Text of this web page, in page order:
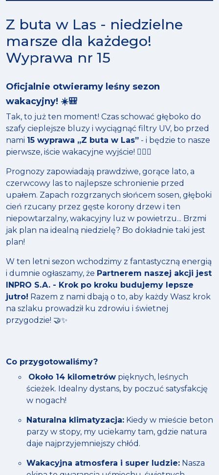
Z buta w Las - niedzielne
marsze dla każdego!
Wyprawa nr 15
Oficjalnie otwieramy leśny sezon
wakacyjny! ☀️🎒
Tak, to już ten moment! Czas schować głęboko do
szafy cieplejsze bluzy i wyciągnąć filtry UV, bo przed
nami 15 wyprawa „Z buta w Las” - i będzie to nasze
pierwsze, iście wakacyjne wyjście! 🏄‍♂️🌳
Prognozy zapowiadają prawdziwe, gorące lato, a
czerwcowy las to najlepsze schronienie przed
upałem. Zapach rozgrzanych słońcem sosen, głęboki
cień rzucany przez gęste korony drzew i ten
niepowtarzalny, wakacyjny luz w powietrzu... Brzmi
jak plan na idealną niedzielę? Bo dokładnie taki jest
plan!
W ten letni sezon wchodzimy z fantastyczną energią
i dumnie ogłaszamy, że Partnerem naszej akcji jest
INPRO S.A. - Krok po kroku budujemy lepsze
jutro! Razem z nami dbają o to, aby każdy Wasz krok
na szlaku prowadził ku zdrowiu i świetnej
przygodzie! 🤝✨
Co przygotowaliśmy?
Około 14 kilometrów pięknych, leśnych
ścieżek. Idealny dystans, by poczuć satysfakcję
w nogach!
Naturalna klimatyzacja: Kiedy w mieście beton
parzy w stopy, my uciekamy tam, gdzie natura
daje najprzyjemniejszy chłód.
Wakacyjna atmosfera i super ludzie: Nasza